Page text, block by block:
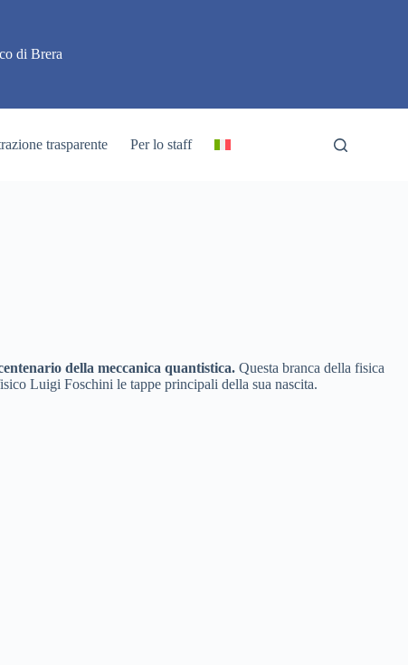
di Brera
trasparente Per lo staff
della meccanica quantistica. Questa branca della fisica
Luigi Foschini le tappe principali della sua nascita.